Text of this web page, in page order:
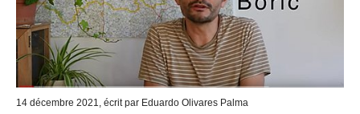
14 décembre 2021, écrit par Eduardo Olivares Palma